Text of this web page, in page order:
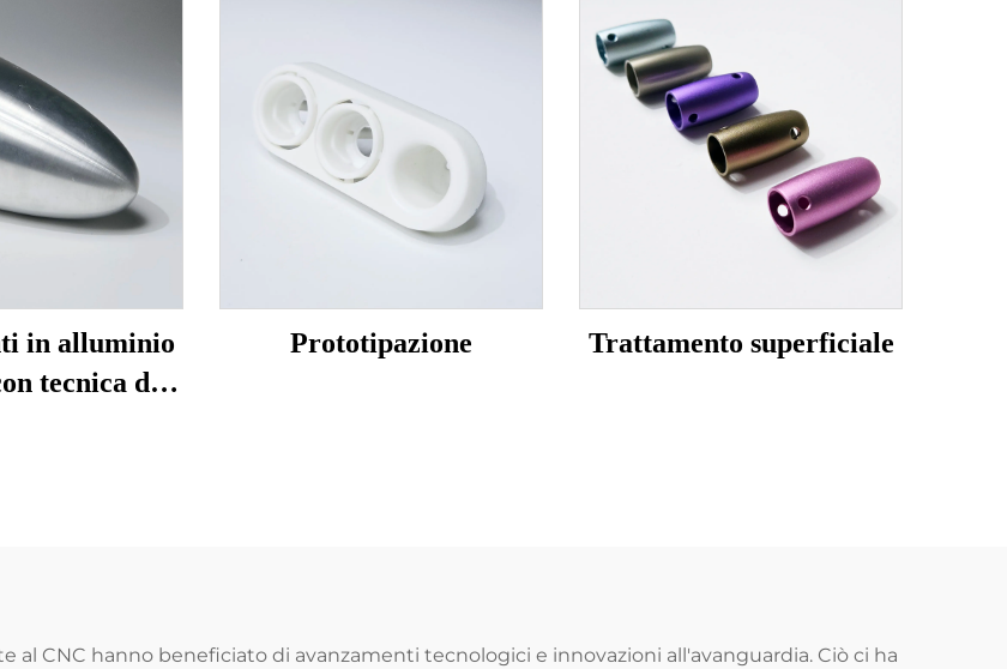
in alluminio
tecnica di
Prototipazione Trattamento superficiale
al CNC hanno beneficiato di avanzamenti tecnologici e innovazioni all'avanguardia. Ciò ci ha